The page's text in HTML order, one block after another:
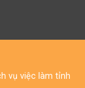
vụ việc làm tỉnh